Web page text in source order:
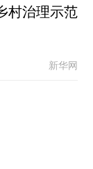
村治理示范
新华网